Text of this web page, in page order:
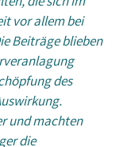
vor allem bei
Beiträge blieben
des
und machten
die